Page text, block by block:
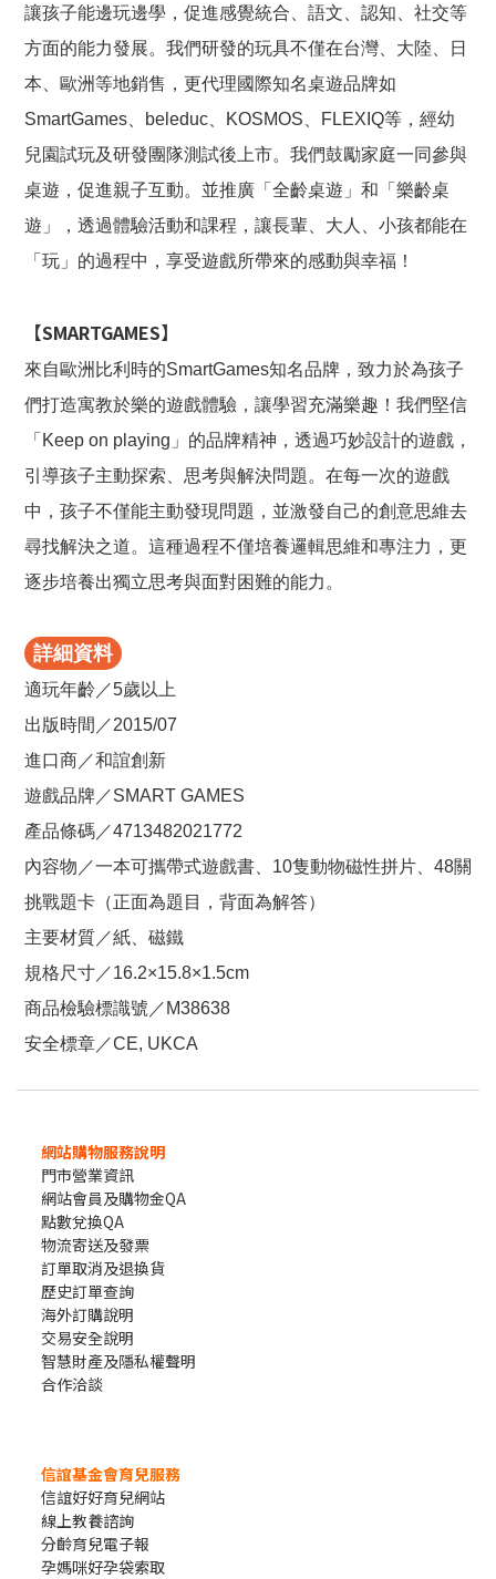
讓孩子能邊玩邊學，促進感覺統合、語文、認知、社交等
方面的能力發展。我們研發的玩具不僅在台灣、大陸、日
本、歐洲等地銷售，更代理國際知名桌遊品牌如
SmartGames、beleduc、KOSMOS、FLEXIQ等，經幼
兒園試玩及研發團隊測試後上市。我們鼓勵家庭一同參與
桌遊，促進親子互動。並推廣「全齡桌遊」和「樂齡桌
遊」，透過體驗活動和課程，讓長輩、大人、小孩都能在
「玩」的過程中，享受遊戲所帶來的感動與幸福！
【SMARTGAMES】
來自歐洲比利時的SmartGames知名品牌，致力於為孩子
們打造寓教於樂的遊戲體驗，讓學習充滿樂趣！我們堅信
「Keep on playing」的品牌精神，透過巧妙設計的遊戲，
引導孩子主動探索、思考與解決問題。在每一次的遊戲
中，孩子不僅能主動發現問題，並激發自己的創意思維去
尋找解決之道。這種過程不僅培養邏輯思維和專注力，更
逐步培養出獨立思考與面對困難的能力。
詳細資料
適玩年齡／5歲以上
出版時間／2015/07
進口商／和誼創新
遊戲品牌／SMART GAMES
產品條碼／4713482021772
內容物／一本可攜帶式遊戲書、10隻動物磁性拼片、48關
挑戰題卡（正面為題目，背面為解答）
主要材質／紙、磁鐵
規格尺寸／16.2×15.8×1.5cm
商品檢驗標識號／M38638
安全標章／CE, UKCA
網站購物服務說明
門市營業資訊
網站會員及購物金QA
點數兌換QA
物流寄送及發票
訂單取消及退換貨
歷史訂單查詢
海外訂購說明
交易安全說明
智慧財產及隱私權聲明
合作洽談
信誼基金會育兒服務
信誼好好育兒網站
線上教養諮詢
分齡育兒電子報
孕媽咪好孕袋索取